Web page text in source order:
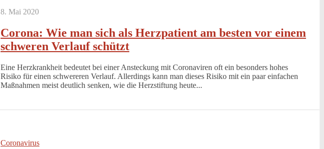
8. Mai 2020
Corona: Wie man sich als Herzpatient am besten vor einem
schweren Verlauf schützt
Eine Herzkrankheit bedeutet bei einer Ansteckung mit Coronaviren oft ein besonders hohes
Risiko für einen schwereren Verlauf. Allerdings kann man dieses Risiko mit ein paar einfachen
Maßnahmen meist deutlich senken, wie die Herzstiftung heute...
Coronavirus